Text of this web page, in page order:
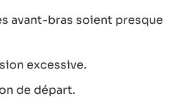
avant-bras soient presque
excessive.
de départ.